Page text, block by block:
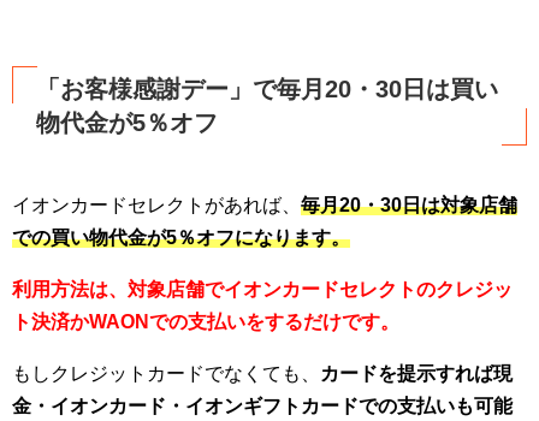
「お客様感謝デー」で毎月20・30日は買い
物代金が5％オフ
イオンカードセレクトがあれば、 毎月20・30日は対象店舗
での買い物代金が5％オフになります。
利用方法は、対象店舗でイオンカードセレクトのクレジッ
ト決済かWAONでの支払いをするだけです。
もしクレジットカードでなくても、
カードを提示すれば現
金・イオンカード・イオンギフトカードでの支払いも可能